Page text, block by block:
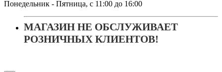
Понедельник - Пятница, с 11:00 до 16:00
МАГАЗИН НЕ ОБСЛУЖИВАЕТ
РОЗНИЧНЫХ КЛИЕНТОВ!